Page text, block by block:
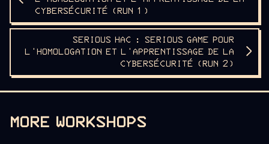
CYBERSÉCURITÉ (RUN 1)
SERIOUS HAC : SERIOUS GAME POUR
L'HOMOLOGATION ET L'APPRENTISSAGE DE LA
CYBERSÉCURITÉ (RUN 2)
MORE WORKSHOPS